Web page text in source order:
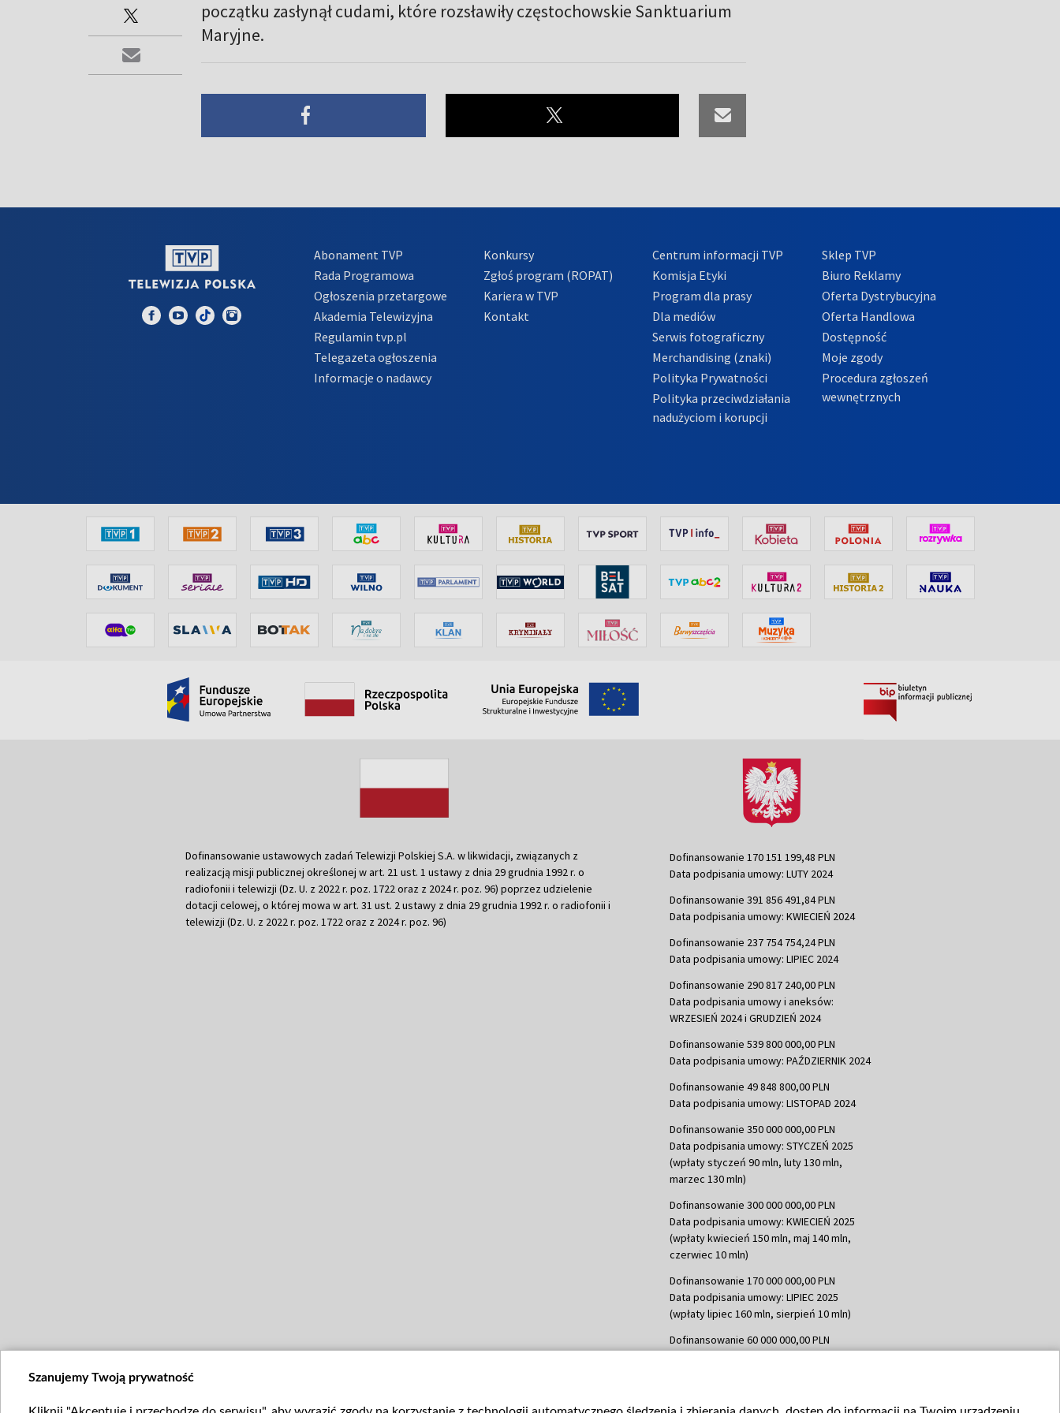
początku zasłynął cudami, które rozsławiły częstochowskie Sanktuarium
Maryjne.
Abonament TVP
Rada Programowa
Ogłoszenia przetargowe
Akademia Telewizyjna
Regulamin tvp.pl
Telegazeta ogłoszenia
Informacje o nadawcy
Konkursy
Zgłoś program (ROPAT)
Kariera w TVP
Kontakt
Centrum informacji TVP
Komisja Etyki
Program dla prasy
Dla mediów
Serwis fotograficzny
Merchandising (znaki)
Polityka Prywatności
Polityka przeciwdziałania
nadużyciom i korupcji
Sklep TVP
Biuro Reklamy
Oferta Dystrybucyjna
Oferta Handlowa
Dostępność
Moje zgody
Procedura zgłoszeń
wewnętrznych
Dofinansowanie ustawowych zadań Telewizji Polskiej S.A. w likwidacji, związanych z
realizacją misji publicznej określonej w art. 21 ust. 1 ustawy z dnia 29 grudnia 1992 r. o
radiofonii i telewizji (Dz. U. z 2022 r. poz. 1722 oraz z 2024 r. poz. 96) poprzez udzielenie
dotacji celowej, o której mowa w art. 31 ust. 2 ustawy z dnia 29 grudnia 1992 r. o radiofonii i
telewizji (Dz. U. z 2022 r. poz. 1722 oraz z 2024 r. poz. 96)
Dofinansowanie 170 151 199,48 PLN
Data podpisania umowy: LUTY 2024
Dofinansowanie 391 856 491,84 PLN
Data podpisania umowy: KWIECIEŃ 2024
Dofinansowanie 237 754 754,24 PLN
Data podpisania umowy: LIPIEC 2024
Dofinansowanie 290 817 240,00 PLN
Data podpisania umowy i aneksów:
WRZESIEŃ 2024 i GRUDZIEŃ 2024
Dofinansowanie 539 800 000,00 PLN
Data podpisania umowy: PAŹDZIERNIK 2024
Dofinansowanie 49 848 800,00 PLN
Data podpisania umowy: LISTOPAD 2024
Dofinansowanie 350 000 000,00 PLN
Data podpisania umowy: STYCZEŃ 2025
(wpłaty styczeń 90 mln, luty 130 mln,
marzec 130 mln)
Dofinansowanie 300 000 000,00 PLN
Data podpisania umowy: KWIECIEŃ 2025
(wpłaty kwiecień 150 mln, maj 140 mln,
czerwiec 10 mln)
Dofinansowanie 170 000 000,00 PLN
Data podpisania umowy: LIPIEC 2025
(wpłaty lipiec 160 mln, sierpień 10 mln)
Dofinansowanie 60 000 000,00 PLN
Szanujemy Twoją prywatność